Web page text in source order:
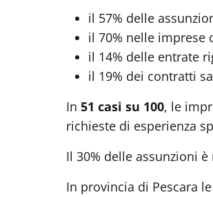
il 57% delle
il 70% nelle imprese
il 14% delle entrate
il 19% dei contratti
In 51 casi su 100, le
richieste di esperienza
Il 30% delle assunzioni
In provincia di Pescara